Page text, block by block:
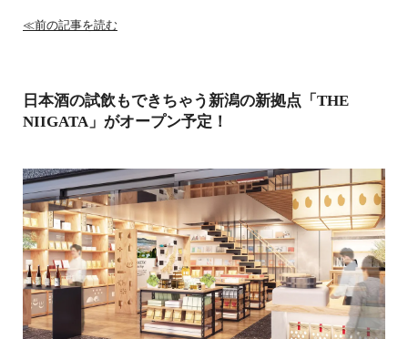
≪前の記事を読む
日本酒の試飲もできちゃう新潟の新拠点「THE
NIIGATA」がオープン予定！